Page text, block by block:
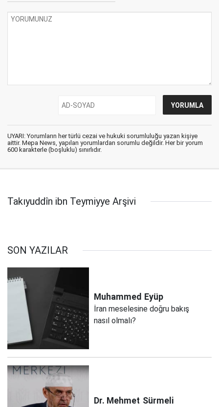
UYARI: Yorumların her türlü cezai ve hukuki sorumluluğu yazan kişiye
aittir. Mepa News, yapılan yorumlardan sorumlu değildir. Her bir yorum
600 karakterle (boşluklu) sınırlıdır.
Takıyuddîn ibn Teymiyye Arşivi
SON YAZILAR
Muhammed Eyüp
İran meselesine doğru bakış
nasıl olmalı?
Dr. Mehmet Sürmeli